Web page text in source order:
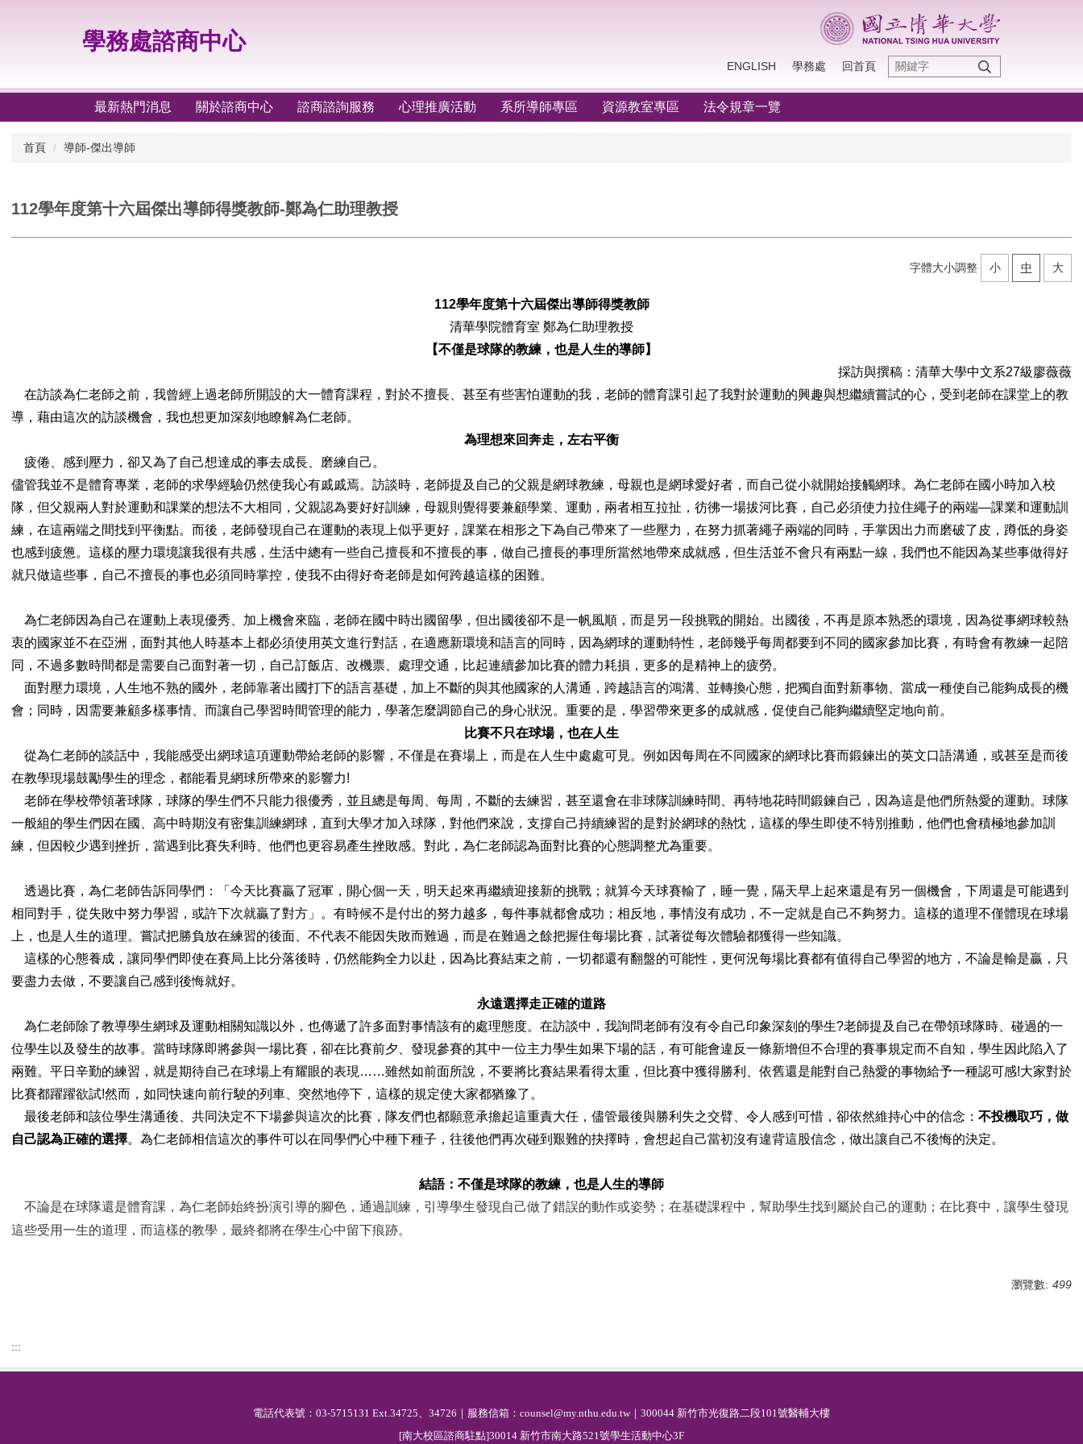
容
學務處諮商中心
ENGLISH 學務處 回首頁
最新熱門消息 關於諮商中心 諮商諮詢服務 心理推廣活動 系所導師專區 資源教室專區 法令規章一覽
首頁 導師-傑出導師
112學年度第十六屆傑出導師得獎教師-鄭為仁助理教授
字體大小調整 小 中 大
112學年度第十六屆傑出導師得獎教師
清華學院體育室 鄭為仁助理教授
【不僅是球隊的教練，也是人生的導師】
採訪與撰稿：清華大學中文系27級廖薇薇
在訪談為仁老師之前，我曾經上過老師所開設的大一體育課程，對於不擅長、甚至有些害怕運動的我，老師的體育課引起了我對於運動的興趣與想繼續嘗試的心，受到老師在課堂上的教
導，藉由這次的訪談機會，我也想更加深刻地瞭解為仁老師。
為理想來回奔走，左右平衡
疲倦、感到壓力，卻又為了自己想達成的事去成長、磨練自己。
儘管我並不是體育專業，老師的求學經驗仍然使我心有戚戚焉。訪談時，老師提及自己的父親是網球教練，母親也是網球愛好者，而自己從小就開始接觸網球。為仁老師在國小時加入校
隊，但父親兩人對於運動和課業的想法不大相同，父親認為要好好訓練，母親則覺得要兼顧學業、運動，兩者相互拉扯，彷彿一場拔河比賽，自己必須使力拉住繩子的兩端—課業和運動訓
練，在這兩端之間找到平衡點。而後，老師發現自己在運動的表現上似乎更好，課業在相形之下為自己帶來了一些壓力，在努力抓著繩子兩端的同時，手掌因出力而磨破了皮，蹲低的身姿
也感到疲憊。這樣的壓力環境讓我很有共感，生活中總有一些自己擅長和不擅長的事，做自己擅長的事理所當然地帶來成就感，但生活並不會只有兩點一線，我們也不能因為某些事做得好
就只做這些事，自己不擅長的事也必須同時掌控，使我不由得好奇老師是如何跨越這樣的困難。
為仁老師因為自己在運動上表現優秀、加上機會來臨，老師在國中時出國留學，但出國後卻不是一帆風順，而是另一段挑戰的開始。出國後，不再是原本熟悉的環境，因為從事網球較熱
衷的國家並不在亞洲，面對其他人時基本上都必須使用英文進行對話，在適應新環境和語言的同時，因為網球的運動特性，老師幾乎每周都要到不同的國家參加比賽，有時會有教練一起陪
同，不過多數時間都是需要自己面對著一切，自己訂飯店、改機票、處理交通，比起連續參加比賽的體力耗損，更多的是精神上的疲勞。
面對壓力環境，人生地不熟的國外，老師靠著出國打下的語言基礎，加上不斷的與其他國家的人溝通，跨越語言的鴻溝、並轉換心態，把獨自面對新事物、當成一種使自己能夠成長的機
會；同時，因需要兼顧多樣事情、而讓自己學習時間管理的能力，學著怎麼調節自己的身心狀況。重要的是，學習帶來更多的成就感，促使自己能夠繼續堅定地向前。
比賽不只在球場，也在人生
從為仁老師的談話中，我能感受出網球這項運動帶給老師的影響，不僅是在賽場上，而是在人生中處處可見。例如因每周在不同國家的網球比賽而鍛鍊出的英文口語溝通，或甚至是而後
在教學現場鼓勵學生的理念，都能看見網球所帶來的影響力!
老師在學校帶領著球隊，球隊的學生們不只能力很優秀，並且總是每周、每周，不斷的去練習，甚至還會在非球隊訓練時間、再特地花時間鍛鍊自己，因為這是他們所熱愛的運動。球隊
一般組的學生們因在國、高中時期沒有密集訓練網球，直到大學才加入球隊，對他們來說，支撐自己持續練習的是對於網球的熱忱，這樣的學生即使不特別推動，他們也會積極地參加訓
練，但因較少遇到挫折，當遇到比賽失利時、他們也更容易產生挫敗感。對此，為仁老師認為面對比賽的心態調整尤為重要。
透過比賽，為仁老師告訴同學們：「今天比賽贏了冠軍，開心個一天，明天起來再繼續迎接新的挑戰；就算今天球賽輸了，睡一覺，隔天早上起來還是有另一個機會，下周還是可能遇到
相同對手，從失敗中努力學習，或許下次就贏了對方」。有時候不是付出的努力越多，每件事就都會成功；相反地，事情沒有成功，不一定就是自己不夠努力。這樣的道理不僅體現在球場
上，也是人生的道理。嘗試把勝負放在練習的後面、不代表不能因失敗而難過，而是在難過之餘把握住每場比賽，試著從每次體驗都獲得一些知識。
這樣的心態養成，讓同學們即使在賽局上比分落後時，仍然能夠全力以赴，因為比賽結束之前，一切都還有翻盤的可能性，更何況每場比賽都有值得自己學習的地方，不論是輸是贏，只
要盡力去做，不要讓自己感到後悔就好。
永遠選擇走正確的道路
為仁老師除了教導學生網球及運動相關知識以外，也傳遞了許多面對事情該有的處理態度。在訪談中，我詢問老師有沒有令自己印象深刻的學生?老師提及自己在帶領球隊時、碰過的一
位學生以及發生的故事。當時球隊即將參與一場比賽，卻在比賽前夕、發現參賽的其中一位主力學生如果下場的話，有可能會違反一條新增但不合理的賽事規定而不自知，學生因此陷入了
兩難。平日辛勤的練習，就是期待自己在球場上有耀眼的表現……雖然如前面所說，不要將比賽結果看得太重，但比賽中獲得勝利、依舊還是能對自己熱愛的事物給予一種認可感!大家對於
比賽都躍躍欲試!然而，如同快速向前行駛的列車、突然地停下，這樣的規定使大家都猶豫了。
最後老師和該位學生溝通後、共同決定不下場參與這次的比賽，隊友們也都願意承擔起這重責大任，儘管最後與勝利失之交臂、令人感到可惜，卻依然維持心中的信念： 不投機取巧，做
自己認為正確的選擇。為仁老師相信這次的事件可以在同學們心中種下種子，往後他們再次碰到艱難的抉擇時，會想起自己當初沒有違背這股信念，做出讓自己不後悔的決定。
結語：不僅是球隊的教練，也是人生的導師
不論是在球隊還是體育課，為仁老師始終扮演引導的腳色，通過訓練，引導學生發現自己做了錯誤的動作或姿勢；在基礎課程中，幫助學生找到屬於自己的運動；在比賽中，讓學生發現
這些受用一生的道理，而這樣的教學，最終都將在學生心中留下痕跡。
瀏覽數: 499
:::
電話代表號：03-5715131 Ext.34725、34726｜服務信箱：counsel@my.nthu.edu.tw｜300044 新竹市光復路二段101號醫輔大樓
[南大校區諮商駐點]30014 新竹市南大路521號學生活動中心3F